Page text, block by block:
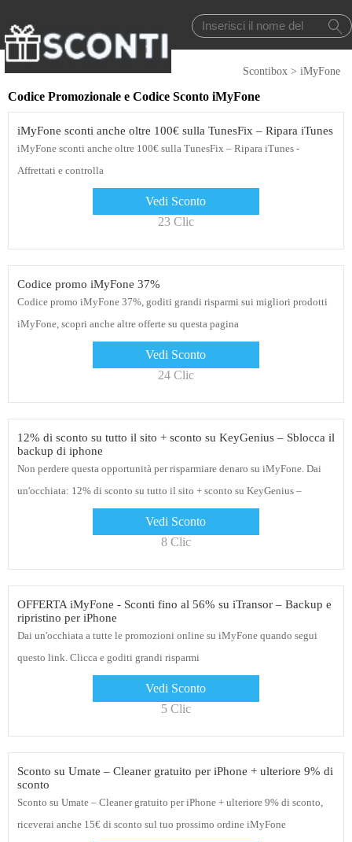
Scontibox > iMyFone
Codice Promozionale e Codice Sconto iMyFone
iMyFone sconti anche oltre 100€ sulla TunesFix – Ripara iTunes
iMyFone sconti anche oltre 100€ sulla TunesFix – Ripara iTunes -
Affrettati e controlla
Vedi Sconto
23 Clic
Codice promo iMyFone 37%
Codice promo iMyFone 37%, goditi grandi risparmi sui migliori prodotti
iMyFone, scopri anche altre offerte su questa pagina
Vedi Sconto
24 Clic
12% di sconto su tutto il sito + sconto su KeyGenius – Sblocca il
backup di iphone
Non perdere questa opportunità per risparmiare denaro su iMyFone. Dai
un'occhiata: 12% di sconto su tutto il sito + sconto su KeyGenius –
Vedi Sconto
8 Clic
OFFERTA iMyFone - Sconti fino al 56% su iTransor – Backup e
ripristino per iPhone
Dai un'occhiata a tutte le promozioni online su iMyFone quando segui
questo link. Clicca e goditi grandi risparmi
Vedi Sconto
5 Clic
Sconto su Umate – Cleaner gratuito per iPhone + ulteriore 9% di
sconto
Sconto su Umate – Cleaner gratuito per iPhone + ulteriore 9% di sconto,
riceverai anche 15€ di sconto sul tuo prossimo ordine iMyFone